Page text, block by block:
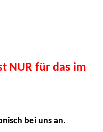
NUR für das im
bei uns an.